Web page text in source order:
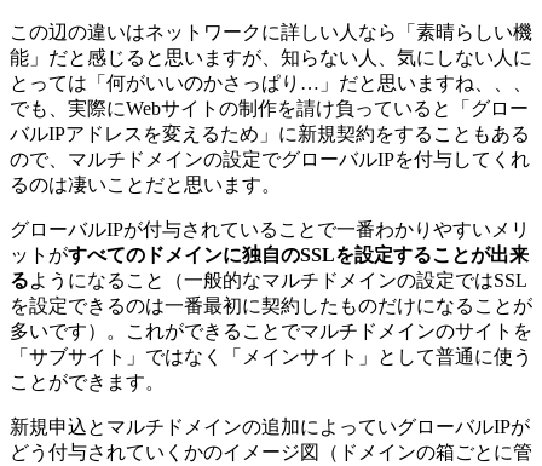
この辺の違いはネットワークに詳しい人なら「素晴らしい機
能」だと感じると思いますが、知らない人、気にしない人に
とっては「何がいいのかさっぱり…」だと思いますね、、、
でも、実際にWebサイトの制作を請け負っていると「グロー
バルIPアドレスを変えるため」に新規契約をすることもある
ので、マルチドメインの設定でグローバルIPを付与してくれ
るのは凄いことだと思います。
グローバルIPが付与されていることで一番わかりやすいメリ
ットがすべてのドメインに独自のSSLを設定することが出来
るようになること（一般的なマルチドメインの設定ではSSL
を設定できるのは一番最初に契約したものだけになることが
多いです）。これができることでマルチドメインのサイトを
「サブサイト」ではなく「メインサイト」として普通に使う
ことができます。
新規申込とマルチドメインの追加によっていグローバルIPが
どう付与されていくかのイメージ図（ドメインの箱ごとに管